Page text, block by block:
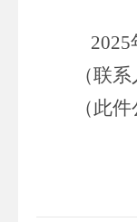
2025
（联
（此